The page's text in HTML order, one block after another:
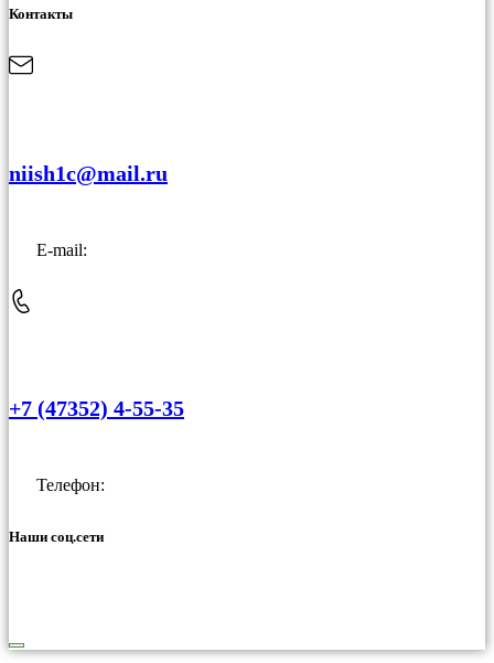
Контакты
niish1c@mail.ru
E-mail:
+7 (47352) 4-55-35
Телефон:
Наши соц.сети